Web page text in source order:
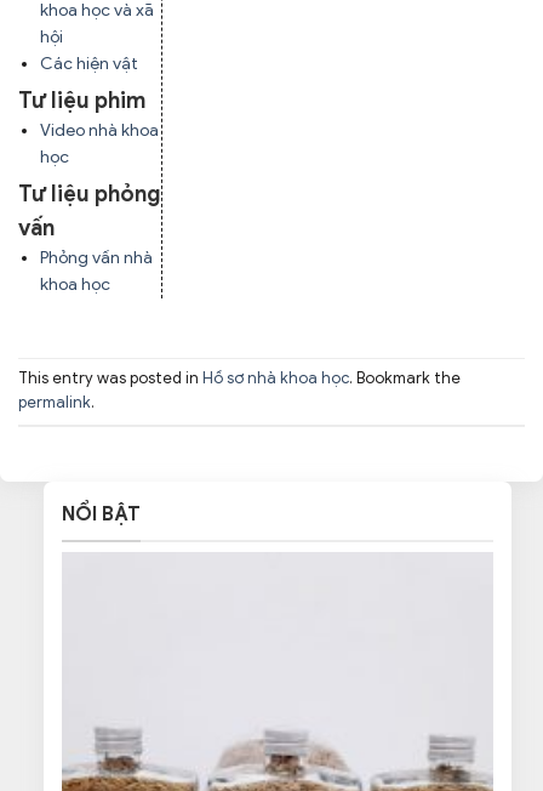
khoa học và xã
hội
Các hiện vật
Tư liệu phim
Video nhà khoa
học
Tư liệu phỏng
vấn
Phỏng vấn nhà
khoa học
This entry was posted in Hồ sơ nhà khoa học. Bookmark the
permalink.
NỔI BẬT